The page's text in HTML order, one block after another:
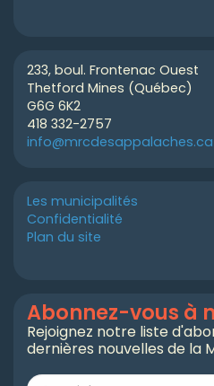
233, boul. Frontenac Ouest
Thetford Mines (Québec)
G6G 6K2
418 332-2757
info@mrcdesappalaches.ca
Les municipalités
Confidentialité
Plan du site
Abonnez-vous à
Rejoignez notre liste
dernières nouvelles de la